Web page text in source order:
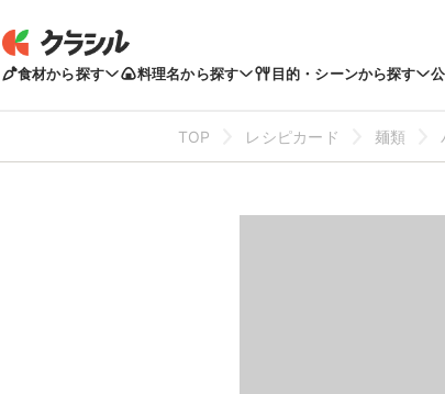
食材から探す 料理名から探す 目的・シーンから探す
TOP レシピカード 麺類